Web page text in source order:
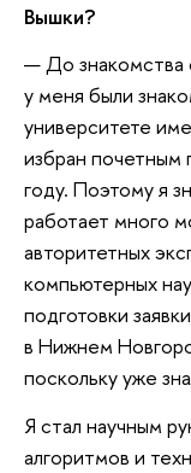
Вышки?
— До
у меня были
университете
избран почетным
году. Поэтому я
работает много
авторитетных
компьютерных
подготовки
в Нижнем
поскольку уже
Я стал научным
алгоритмов и